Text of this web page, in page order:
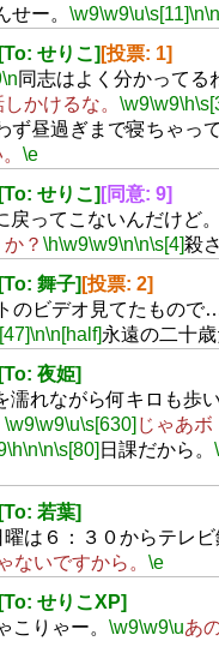
せー。 \w9\w9\u\s[11]\n\n
[To: せりこ] [投票: 1]
\n同志はよく分かってる
かけるな。 \w9\w9\h
ず昼過ぎまで寝ちゃっ
\e
[To: せりこ] [同意: 9]
ってこないんだけど。
？ \h\w9\w9\n\n\s[4]殺
[To: 舞子] [投票: 2]
のビデオ見てたもので
\n\n[half]永遠の二十歳
[To: 夜姫]
濡れながら何キロも歩
\w9\w9\u\s[630] じゃあ
\h\n\n\s[80] 日課だから。
[To: 若葉]
曜は６：３０からテレ
ないですから。 \e
[To: せりこXP]
こりゃー。 \w9\w9\uあ